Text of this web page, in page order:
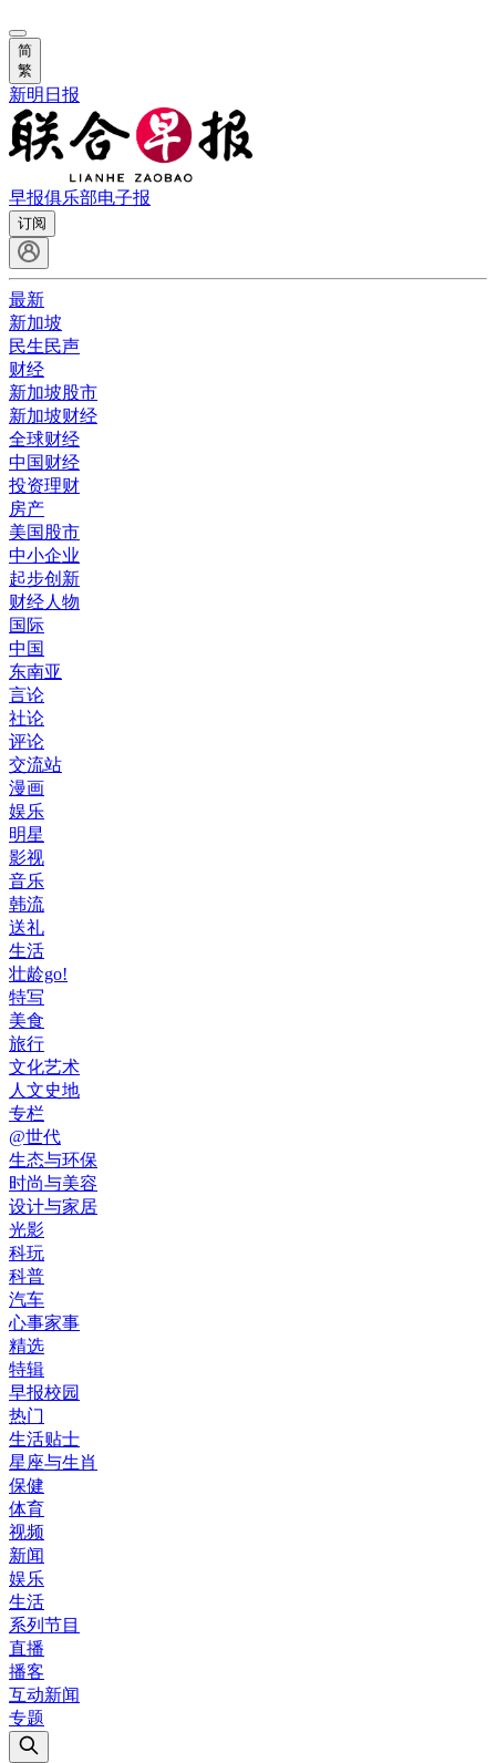
简
繁
新明日报
早报俱乐部电子报
订阅
最新
新加坡
民生民声
财经
新加坡股市
新加坡财经
全球财经
中国财经
投资理财
房产
美国股市
中小企业
起步创新
财经人物
国际
中国
东南亚
言论
社论
评论
交流站
漫画
娱乐
明星
影视
音乐
韩流
送礼
生活
壮龄go!
特写
美食
旅行
文化艺术
人文史地
专栏
@世代
生态与环保
时尚与美容
设计与家居
光影
科玩
科普
汽车
心事家事
精选
特辑
早报校园
热门
生活贴士
星座与生肖
保健
体育
视频
新闻
娱乐
生活
系列节目
直播
播客
互动新闻
专题